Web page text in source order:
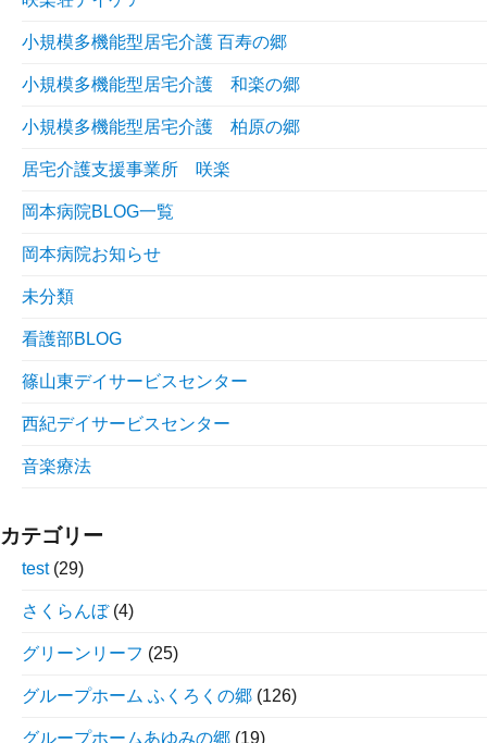
小規模多機能型居宅介護 百寿の郷
小規模多機能型居宅介護 和楽の郷
小規模多機能型居宅介護 柏原の郷
居宅介護支援事業所 咲楽
岡本病院BLOG一覧
岡本病院お知らせ
未分類
看護部BLOG
篠山東デイサービスセンター
西紀デイサービスセンター
音楽療法
カテゴリー
test(29)
さくらんぼ(4)
グリーンリーフ (25)
グループホーム ふくろくの郷 (126)
グループホームあゆみの郷 (19)